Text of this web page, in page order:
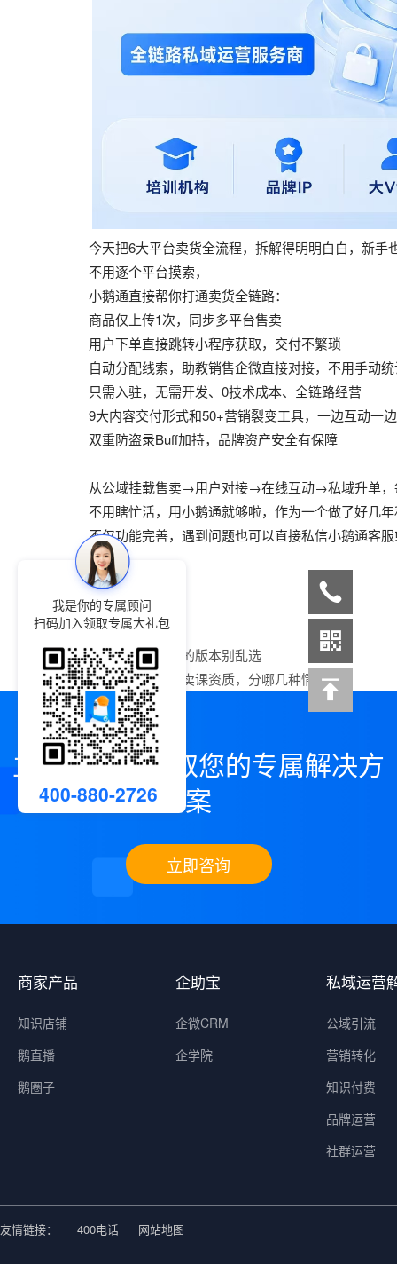
今天把6大平台卖货全流程，拆解得明明白白，新手
不用逐个平台摸索，
小鹅通直接帮你打通卖货全链路：
商品仅上传1次，同步多平台售卖
用户下单直接跳转小程序获取，交付不繁琐
自动分配线索，助教销售企微直接对接，不用手动
只需入驻，无需开发、0技术成本、全链路经营
9大内容交付形式和50+营销裂变工具，一边互动一
双重防盗录Buff加持，品牌资产安全有保障
从公域挂载售卖→用户对接→在线互动→私域升单，
不用瞎忙活，用小鹅通就够啦，作为一个做了好几
不仅功能完善，遇到问题也可以直接私信小鹅通客
上一篇：小鹅通的版本别乱选
下一篇：小鹅通卖课资质，分哪几种情况
立即咨询，领取您的专属解决方
案
立即咨询
商家产品
知识店铺
鹅直播
鹅圈子
企助宝
企微CRM
企学院
私域运营
公域引流
营销转化
知识付费
品牌运营
社群运营
友情链接： 400电话 网站地图
我是你的专属顾问
扫码加入领取专属大礼包
400-880-2726